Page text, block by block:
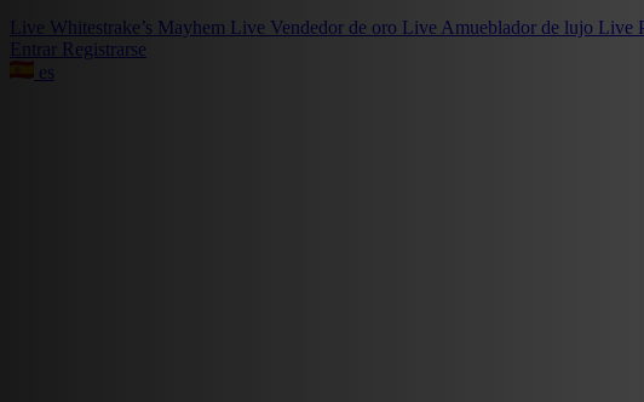
Live Whitestrake’s Mayhem Live Vendedor de oro Live Amueblador de lujo Live
Entrar Registrarse
es